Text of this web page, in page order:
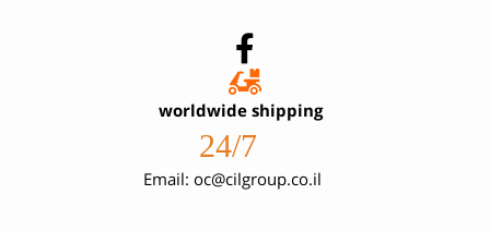
worldwide shipping
24/7